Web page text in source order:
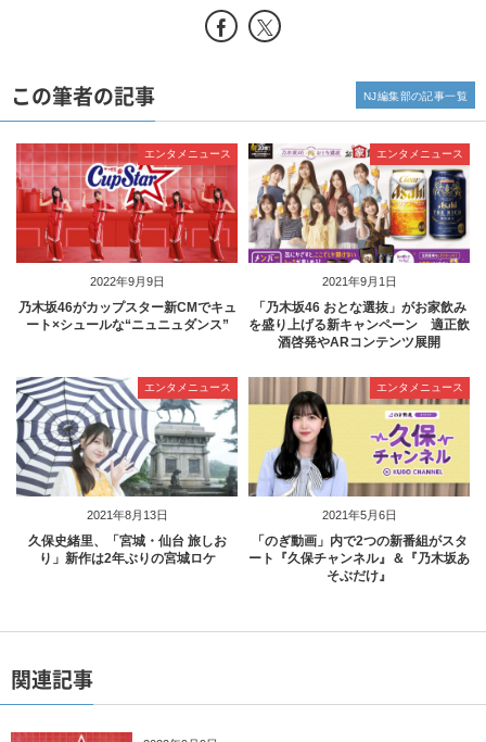
この筆者の記事
2022年9月9日
エンタメニュース
乃木坂46がカップスター新CMでキュ
ート×シュールな“ニュニュダンス”
2021年9月1日
エンタメニュース
「乃木坂46 おとな選抜」がお家飲み
を盛り上げる新キャンペーン 適正飲
酒啓発やARコンテンツ展開
2021年8月13日
エンタメニュース
久保史緒里、「宮城・仙台 旅しお
り」新作は2年ぶりの宮城ロケ
2021年5月6日
エンタメニュース
「のぎ動画」内で2つの新番組がスタ
ート『久保チャンネル』＆『乃木坂あ
そぶだけ』
NJ編集部の記事一覧
関連記事